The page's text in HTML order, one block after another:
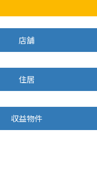
店舗
住居
収益物件